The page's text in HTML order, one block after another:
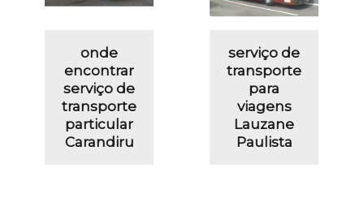
onde
encontrar
serviço de
transporte
particular
Carandiru
serviço de
transporte
para
viagens
Lauzane
Paulista